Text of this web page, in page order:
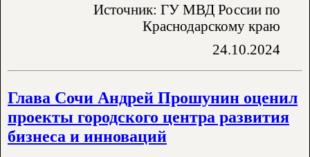
Источник: ГУ МВД России по
Краснодарскому краю
24.10.2024
Глава Сочи Андрей Прошунин оценил
проекты городского центра развития
бизнеса и инноваций